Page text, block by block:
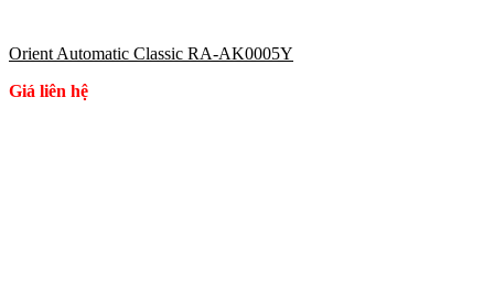
Orient Automatic Classic RA-AK0005Y
Giá liên hệ